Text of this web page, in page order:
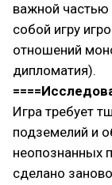
важной частью
собой игру
отношений
дипломатия).
Игра требует
подземелий и
неопознанных
сделано